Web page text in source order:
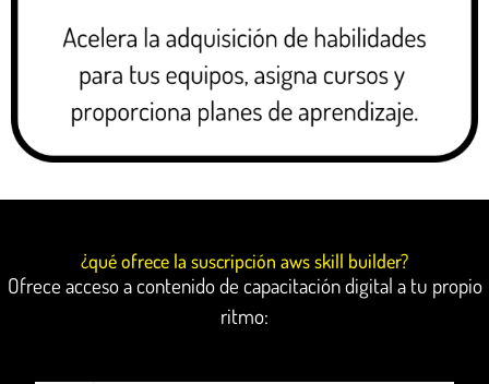
¿qué ofrece la suscripción aws skill builder?​​
Ofrece acceso a contenido de capacitación digital a tu propio
ritmo: